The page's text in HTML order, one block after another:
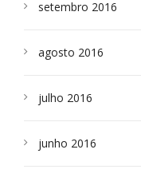
setembro 2016
agosto 2016
julho 2016
junho 2016